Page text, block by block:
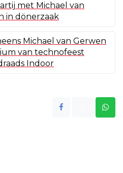
met Michael van
in dönerzaak
Michael van Gerwen
van technofeest
Indoor